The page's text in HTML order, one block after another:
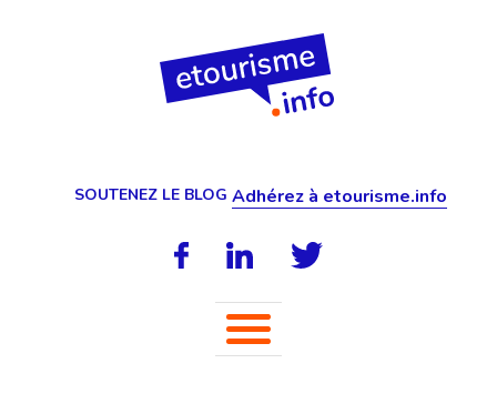
SOUTENEZ LE BLOG Adhérez à etourisme.info